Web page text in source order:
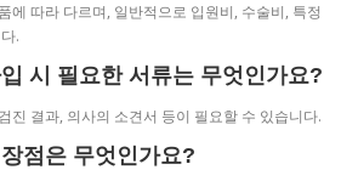
에 따라 다르며, 일반적으로 입원비, 수술비, 특정
.
시 필요한 서류는 무엇인가요?
진 결과, 의사의 소견서 등이 필요할 수 있습니다.
점은 무엇인가요?